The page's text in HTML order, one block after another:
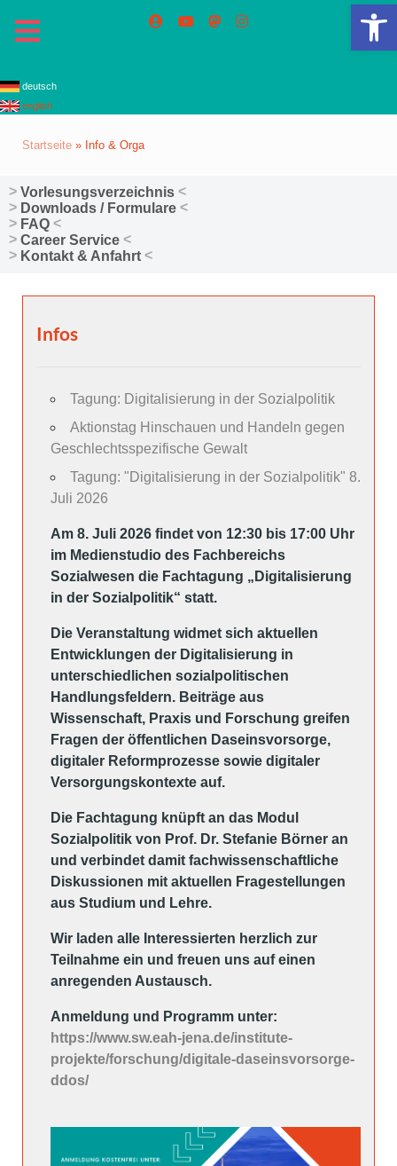
deutsch
english
Startseite » Info & Orga
Vorlesungsverzeichnis
Downloads / Formulare
FAQ
Career Service
Kontakt & Anfahrt
Infos
Tagung: Digitalisierung in der Sozialpolitik
Aktionstag Hinschauen und Handeln gegen
Geschlechtsspezifische Gewalt
Tagung: "Digitalisierung in der Sozialpolitik" 8.
Juli 2026
Am 8. Juli 2026 findet von 12:30 bis 17:00 Uhr
im Medienstudio des Fachbereichs
Sozialwesen die Fachtagung „Digitalisierung
in der Sozialpolitik“ statt.
Die Veranstaltung widmet sich aktuellen
Entwicklungen der Digitalisierung in
unterschiedlichen sozialpolitischen
Handlungsfeldern. Beiträge aus
Wissenschaft, Praxis und Forschung greifen
Fragen der öffentlichen Daseinsvorsorge,
digitaler Reformprozesse sowie digitaler
Versorgungskontexte auf.
Die Fachtagung knüpft an das Modul
Sozialpolitik von Prof. Dr. Stefanie Börner an
und verbindet damit fachwissenschaftliche
Diskussionen mit aktuellen Fragestellungen
aus Studium und Lehre.
Wir laden alle Interessierten herzlich zur
Teilnahme ein und freuen uns auf einen
anregenden Austausch.
Anmeldung und Programm unter:
https://www.sw.eah-jena.de/institute-
projekte/forschung/digitale-daseinsvorsorge-
ddos/